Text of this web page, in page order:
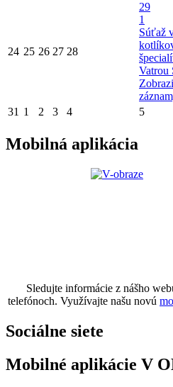
24 25 26 27 28
29
1
Súťaž
Vatrou
31 1 2 3 4 5
Mobilná aplikácia
Sledujte informácie z nášho
telefónoch. Využívajte našu novú
Sociálne siete
Mobilné aplikácie V